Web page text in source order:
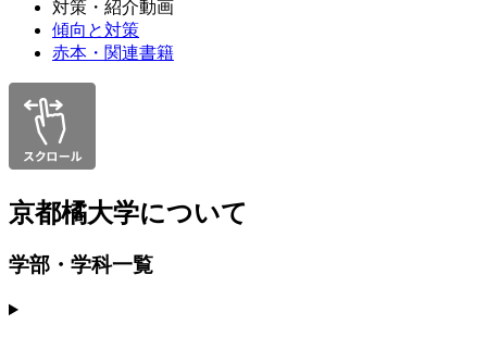
対策・紹介動画
傾向と対策
赤本・関連書籍
京都橘大学について
学部・学科一覧